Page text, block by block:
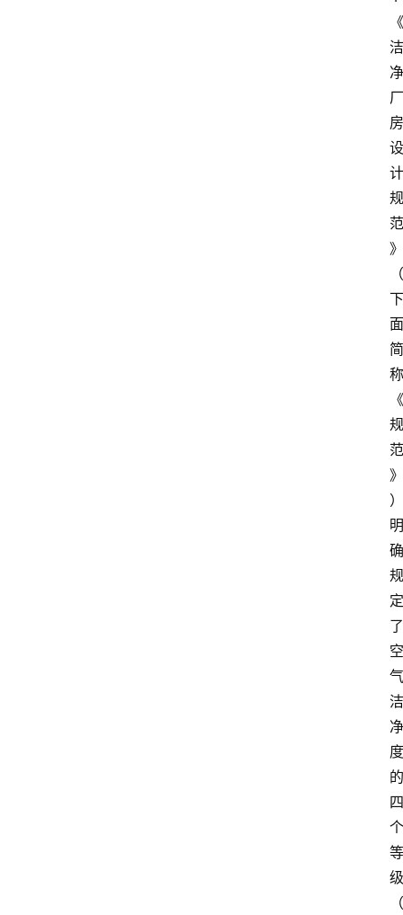
《
洁
净
厂
房
设
计
规
范
》
（
下
面
简
称
《
规
范
》
）
明
确
规
定
了
空
气
洁
净
度
的
四
个
等
级
（